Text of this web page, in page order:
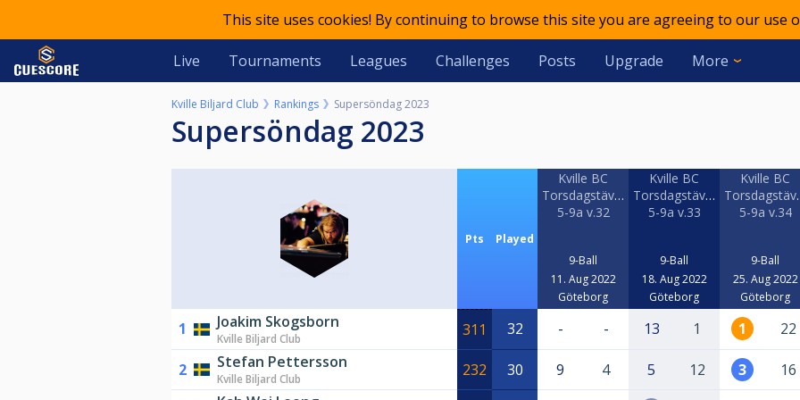
This site uses cookies! By continuing to browse this site you are agreeing to our use
Live Tournaments Leagues Challenges Posts Upgrade More
Kville Biljard Club Rankings Supersöndag 2023
Supersöndag 2023
Pts Played
Kville BC
Torsdagstävling
5-9a v.32
9-Ball
11. Aug 2022
Göteborg
Kville BC
Torsdagstävling
5-9a v.33
9-Ball
18. Aug 2022
Göteborg
Kville BC
5-9a v.34
9-Ball
25. Aug 2022
Göteborg
1 Joakim Skogsborn
Kville Biljard Club 311 32 - - 13 1 1 22
2 Stefan Pettersson
Kville Biljard Club 232 30 9 4 5 12 3 16